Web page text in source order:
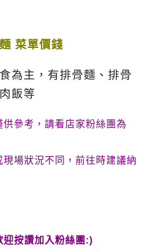
菜單價錢
為主，有排骨麵、排骨
飯等
參考，請看店家粉絲團為
場狀況不同，前往時建議納
迎按讚加入粉絲團:)